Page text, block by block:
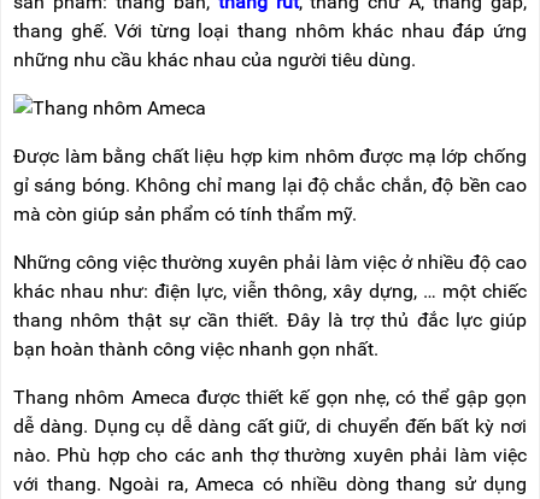
thang ghế. Với từng loại thang nhôm khác nhau đáp ứng
những nhu cầu khác nhau của người tiêu dùng.
Được làm bằng chất liệu hợp kim nhôm được mạ lớp chống
gỉ sáng bóng. Không chỉ mang lại độ chắc chắn, độ bền cao
mà còn giúp sản phẩm có tính thẩm mỹ.
Những công việc thường xuyên phải làm việc ở nhiều độ cao
khác nhau như: điện lực, viễn thông, xây dựng, … một chiếc
thang nhôm thật sự cần thiết. Đây là trợ thủ đắc lực giúp
bạn hoàn thành công việc nhanh gọn nhất.
Thang nhôm Ameca được thiết kế gọn nhẹ, có thể gập gọn
dễ dàng. Dụng cụ dễ dàng cất giữ, di chuyển đến bất kỳ nơi
nào. Phù hợp cho các anh thợ thường xuyên phải làm việc
với thang. Ngoài ra, Ameca có nhiều dòng thang sử dụng